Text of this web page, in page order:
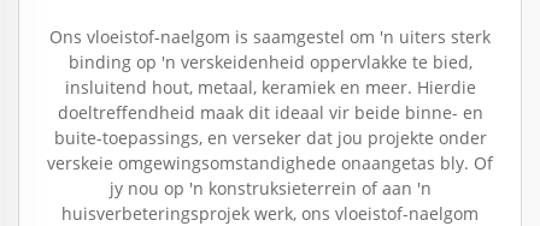
Ons vloeistof-naelgom is saamgestel om 'n uiters sterk
binding op 'n verskeidenheid oppervlakke te bied,
insluitend hout, metaal, keramiek en meer. Hierdie
doeltreffendheid maak dit ideaal vir beide binne- en
buite-toepassings, en verseker dat jou projekte onder
verskeie omgewingsomstandighede onaangetas bly. Of
jy nou op 'n konstruksieterrein of aan 'n
huisverbeteringsprojek werk, ons vloeistof-naelgom